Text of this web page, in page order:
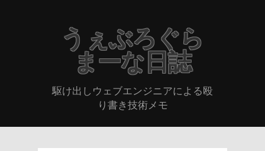
うぇぶろぐら
まーな日誌
駆け出しウェブエンジニアによる殴
り書き技術メモ